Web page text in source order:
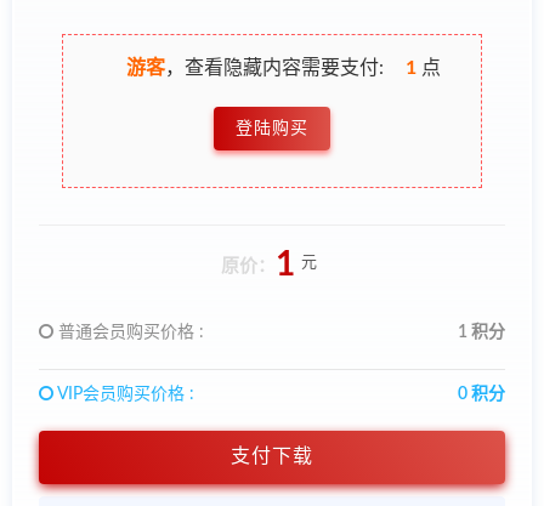
游客，查看隐藏内容需要支付: 1点
登陆购买
原价： 1 元
普通会员购买价格 : 1 积分
VIP会员购买价格 : 0 积分
支付下载